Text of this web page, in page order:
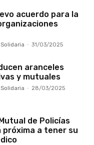
acuerdo para la
- 31/03/2025
aranceles
y mutuales
- 28/03/2025
de Policías
a tener su